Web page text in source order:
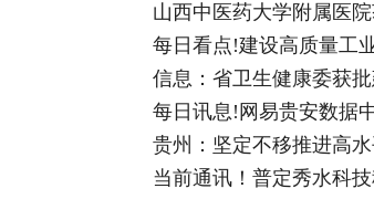
山西中医药大学附属医
每日看点!建设高质量工
信息：省卫生健康委获
每日讯息!网易贵安数据
贵州：坚定不移推进高
当前通讯！普定秀水科